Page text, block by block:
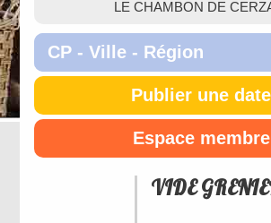
LE CHAMBON DE
Publier une date
Espace membre
VIDE